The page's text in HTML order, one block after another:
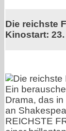
Die reichste
Kinostart:
Ein
Drama, das
an
REICHSTE